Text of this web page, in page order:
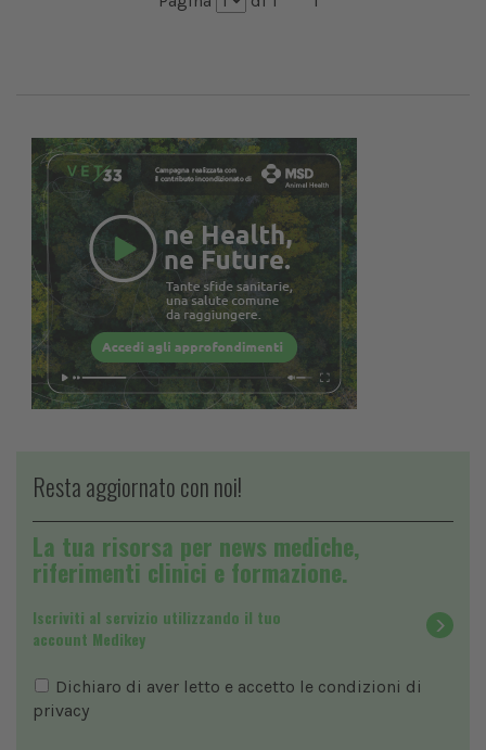
Resta aggiornato con noi!
La tua risorsa per news mediche,
riferimenti clinici e formazione.
Iscriviti al servizio utilizzando il tuo
account Medikey
Dichiaro di aver letto e accetto le condizioni di
privacy